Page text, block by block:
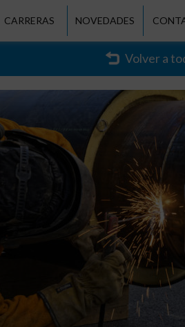
CARRERAS NOVEDADES
Volver a